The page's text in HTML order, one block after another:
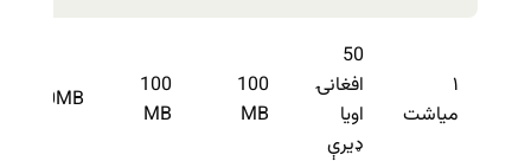
200MB
100
MB
100
MB
50
افغانۍ
اویا
ډیرې
۱
میاشت